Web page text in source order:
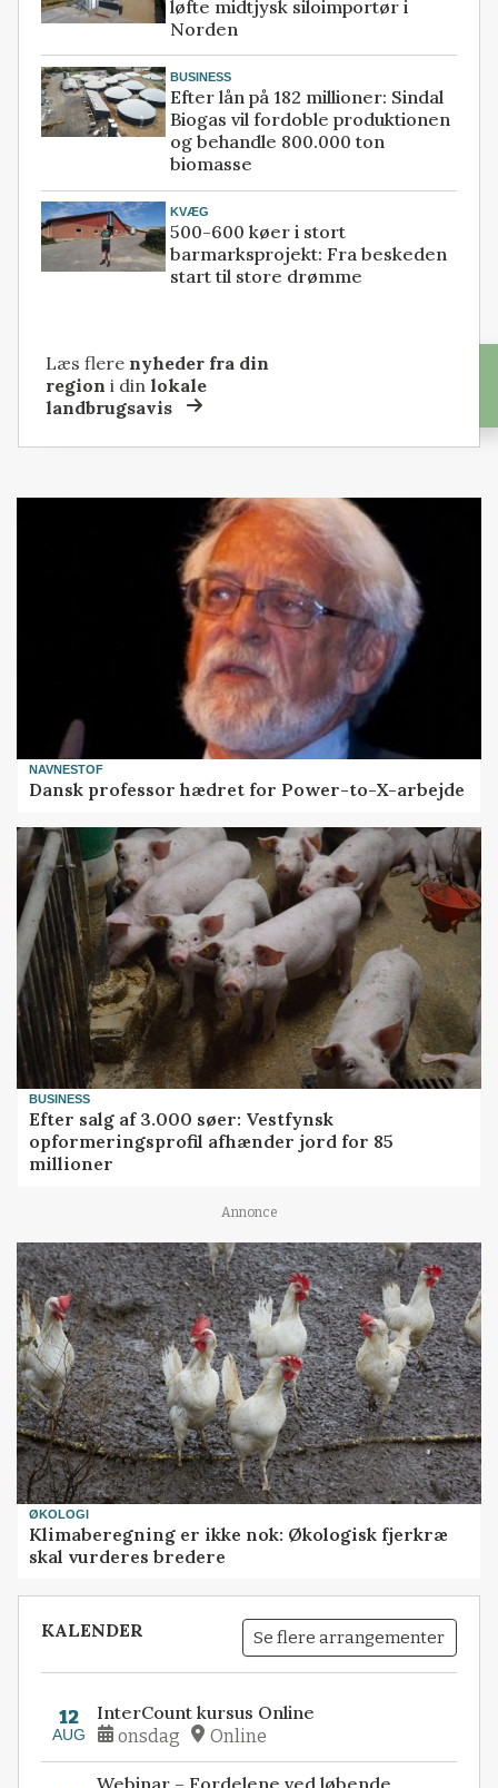
løfte midtjysk siloimportør i
Norden
BUSINESS
Efter lån på 182 millioner: Sindal
Biogas vil fordoble produktionen
og behandle 800.000 ton
biomasse
KVÆG
500-600 køer i stort
barmarksprojekt: Fra beskeden
start til store drømme
Læs flerenyheder fra din
regioni dinlokale
Dansk professor hædret for Power-to-X-arbejde
BUSINESS
Efter salg af 3.000 søer: Vestfynsk
Annonce
ØKOLOGI
skal vurderes bredere
KALENDER Se flere arrangementer
12
onsdag Online